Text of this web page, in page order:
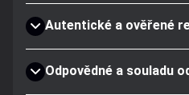
Autentické a ověřené
Odpovědné a souladu